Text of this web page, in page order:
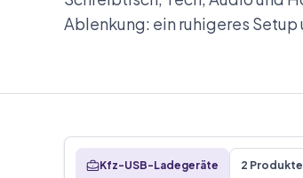
Ablenkung: ein ruhigeres
Kfz-USB-Ladegeräte 2 Produkte